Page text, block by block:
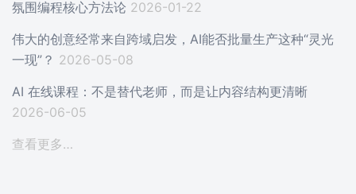
氛围编程核心方法论 2026-01-22
伟大的创意经常来自跨域启发，AI能否批量生产这种“灵光
一现”？ 2026-05-08
AI 在线课程：不是替代老师，而是让内容结构更清晰
2026-06-05
查看更多…